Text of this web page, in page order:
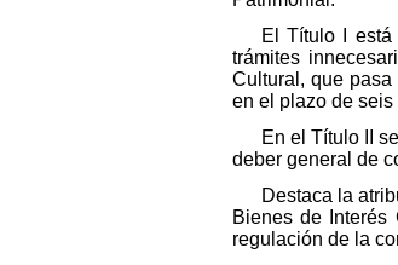
El Título I está
trámites
Cultural, que
en el plazo de seis
En el Título II
deber general de
Destaca la
Bienes de Interés
regulación de la